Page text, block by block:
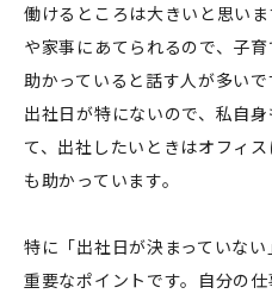
働けるところは大きいと思い
や家事にあてられるので、子育
助かっていると話す人が多い
出社日が特にないので、私自
て、出社したいときはオフィ
も助かっています。
特に「出社日が決まっていな
重要なポイントです。自分の